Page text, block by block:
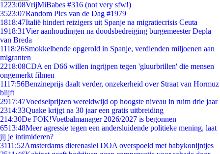
1223:08VrijMiBabes #316 (not very sfw!)
3523:07Random Pics van de Dag #1979
1818:47Italië hindert reizigers uit Spanje na migratiecrisis Ceuta
1918:31Vier aanhoudingen na doodsbedreiging burgemeester Depla
van Breda
1118:26Smokkelbende opgerold in Spanje, verdienden miljoenen aan
migranten
2218:08CDA en D66 willen ingrijpen tegen 'gluurbrillen' die mensen
ongemerkt filmen
1117:56Benzineprijs daalt verder, onzekerheid over Straat van Hormuz
blijft
2917:47Voedselprijzen wereldwijd op hoogste niveau in ruim drie jaar
2314:33Quake krijgt na 30 jaar een gratis uitbreiding
214:30De FOK!Voetbalmanager 2026/2027 is begonnen
6513:48Meer agressie tegen een andersluidende politieke mening, laat
jij je intimideren?
3111:52Amsterdams dierenasiel DOA overspoeld met babykonijntjes